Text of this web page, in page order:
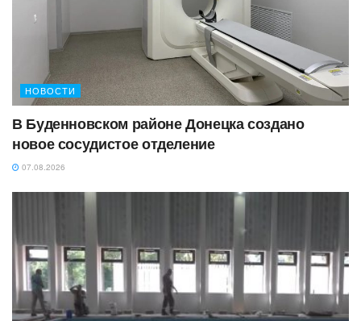
НОВОСТИ
В Буденновском районе Донецка создано
новое сосудистое отделение
07.08.2026